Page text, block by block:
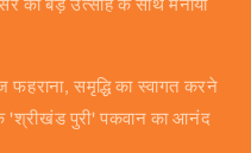
को बड़े उत्साह के साथ मनाया
फहराना, समृद्धि का स्वागत करने
'श्रीखंड पुरी' पकवान का आनंद